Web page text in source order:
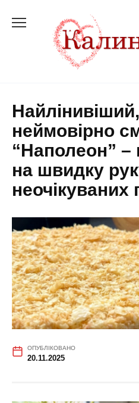
неймовірно
“Наполеон” –
на швидку
неочікуваних
ОПУБЛІКОВАНО
20.11.2025